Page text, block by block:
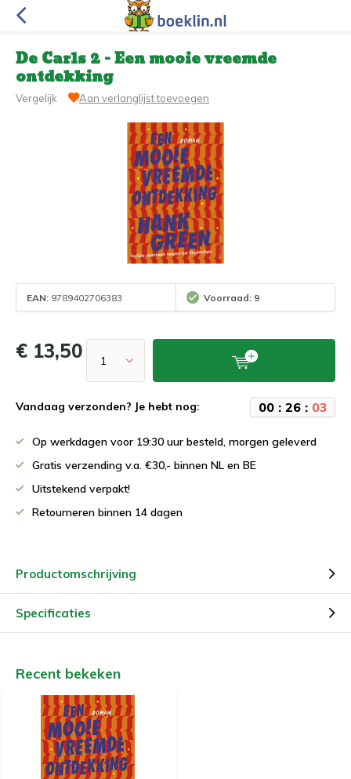
De Carls 2 - Een mooie vreemde
ontdekking
Vergelijk Aan verlanglijst toevoegen
EAN: 9789402706383 Voorraad: 9
€ 13,50
Vandaag verzonden? Je hebt nog: 00 : 26 : 03
Op werkdagen voor 19:30 uur besteld, morgen geleverd
Gratis verzending v.a. €30,- binnen NL en BE
Uitstekend verpakt!
Retourneren binnen 14 dagen
Productomschrijving
Specificaties
Recent bekeken